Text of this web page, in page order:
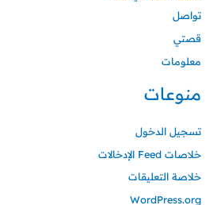
تواصل
قصتي
معلومات
منوعات
تسجيل الدخول
خلاصات Feed الإدخالات
خلاصة التعليقات
WordPress.org